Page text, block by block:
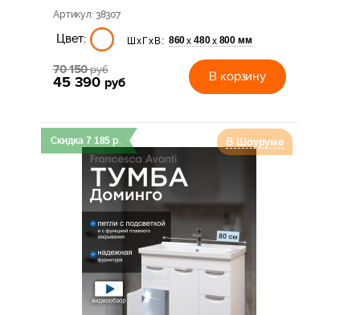
Артикул: 38307
Цвет: ШхГхВ: 860х 480х 800 мм
70 150руб
45 390 руб В корзину
Скидка 7 185 р. В Шоуруме